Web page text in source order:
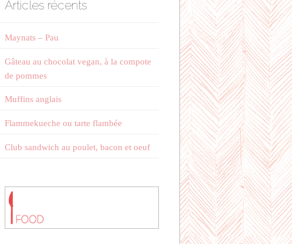
Articles récents
Maynats – Pau
Gâteau au chocolat vegan, à la compote
de pommes
Muffins anglais
Flammekueche ou tarte flambée
Club sandwich au poulet, bacon et oeuf